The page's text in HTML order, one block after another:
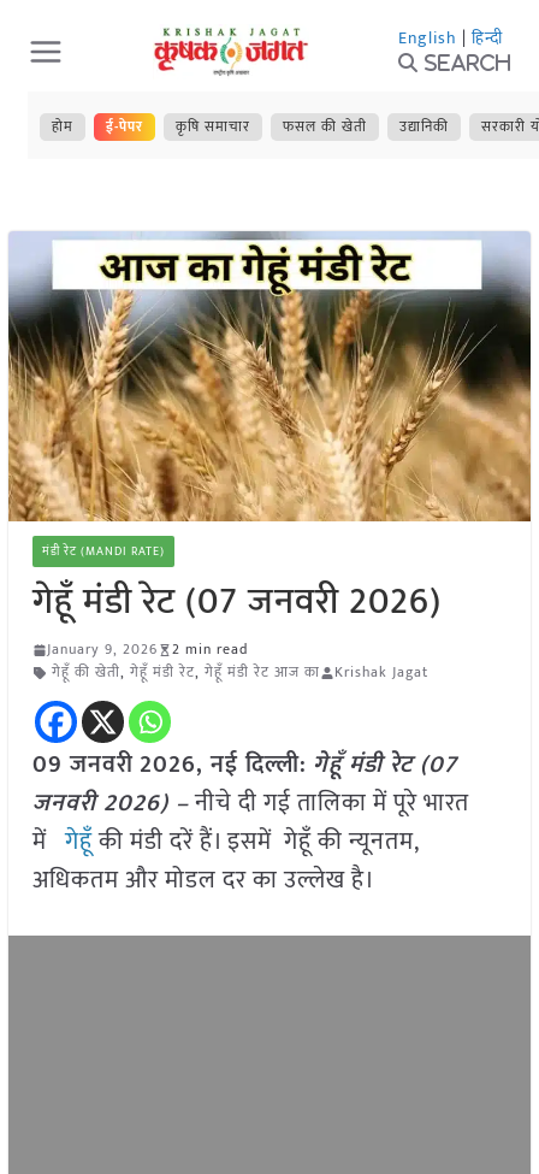
Skip
to
content
English | हिन्दी
Search
होम ई-पेपर कृषि समाचार फसल की खेती उद्यानिकी सरकारी
मंडी रेट (MANDI RATE)
गेहूँ मंडी रेट (07 जनवरी 2026)
January 9, 2026
2 min read
गेहूँ की खेती, गेहूँ मंडी रेट, गेहूँ मंडी रेट आज का Krishak Jagat
09 जनवरी2026, नई दिल्ली: गेहूँ मंडी रेट (07
जनवरी2026) –नीचे दी गई तालिका में पूरे भारत
में गेहूँकी मंडी दरें हैं। इसमें गेहूँ की न्यूनतम,
अधिकतम और मोडल दर का उल्लेख है।